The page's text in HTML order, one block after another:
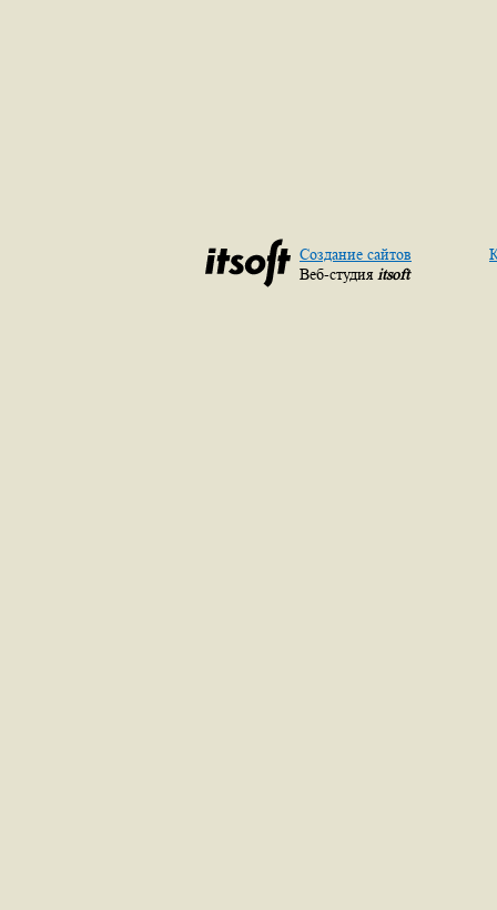
Создание сайтов
Веб-студия itsoft